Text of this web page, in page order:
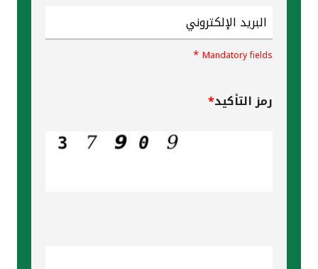
ألمانيا
Mandatory fields
*
رمز التأكيد*